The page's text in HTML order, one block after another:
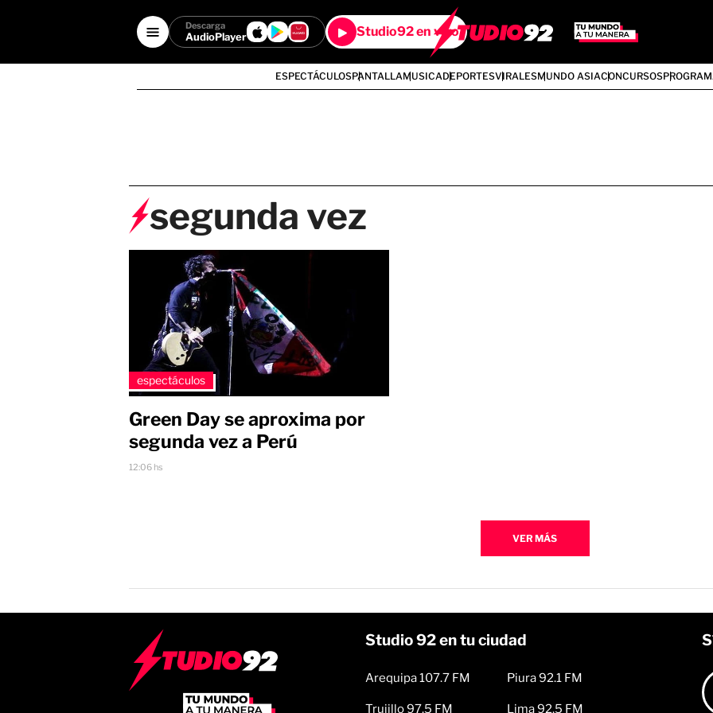
Descarga
AudioPlayer Studio92 en vivo
ESPECTÁCULOSPANTALLAMUSICADEPORTESVIRALESMUNDO ASIACONCURSOS
segunda vez
espectáculos
Green Day se aproxima por
segunda vez a Perú
12:06 hs
VER MÁS
Studio 92 en tu ciudad
Arequipa 107.7 FM
Trujillo 97.5 FM
Piura 92.1 FM
Lima 92.5 FM